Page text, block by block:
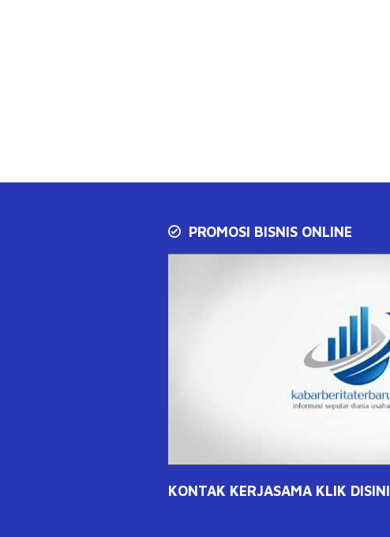
PROMOSI BISNIS ONLINE
KONTAK KERJASAMA KLIK DISINI